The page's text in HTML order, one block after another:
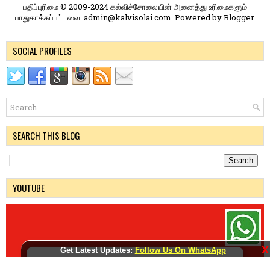
Get Latest Updates: Follow Us On WhatsApp X
பதிப்புரிமை © 2009-2024 கல்விச்சோலையின் அனைத்து உரிமைகளும்
பாதுகாக்கப்பட்டவை. admin@kalvisolai.com. Powered byBlogger.
SOCIAL PROFILES
SEARCH THIS BLOG
YOUTUBE